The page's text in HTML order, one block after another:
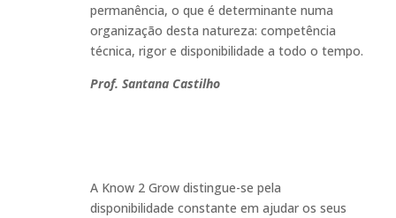
permanência, o que é determinante numa
organização desta natureza: competência
técnica, rigor e disponibilidade a todo o tempo.
Prof. Santana Castilho
A Know 2 Grow distingue-se pela
disponibilidade constante em ajudar os seus